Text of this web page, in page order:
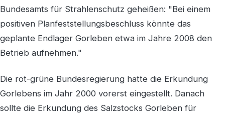
Bundesamts für Strahlenschutz geheißen: "Bei einem
positiven Planfeststellungsbeschluss könnte das
geplante Endlager Gorleben etwa im Jahre 2008 den
Betrieb aufnehmen."
Die rot-grüne Bundesregierung hatte die Erkundung
Gorlebens im Jahr 2000 vorerst eingestellt. Danach
sollte die Erkundung des Salzstocks Gorleben für